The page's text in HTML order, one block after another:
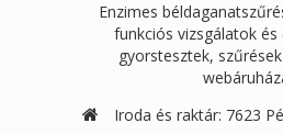
Enzimes
funkciós vizsgálatok és
gyorstesztek,
Iroda és raktár: 7623